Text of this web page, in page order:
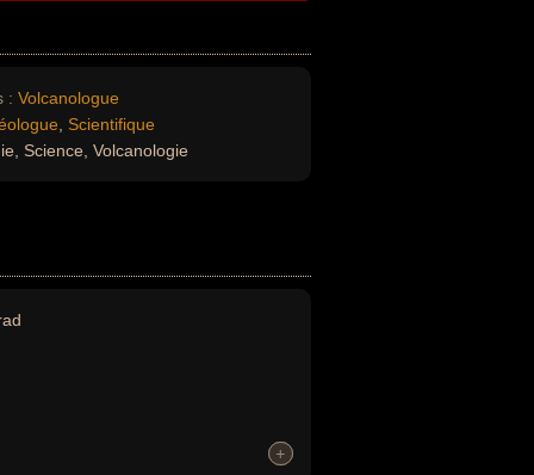
: Volcanologue
Scientifique
Science, Volcanologie
+
+